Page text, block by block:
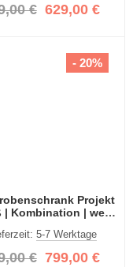
€ 629,00 €
Projekt
| Kombination | weiß
4-teilig
5-7 Werktage
€ 799,00 €
- 20%